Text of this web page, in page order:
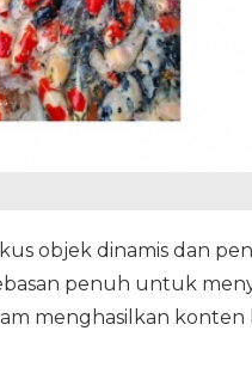
objek dinamis dan
penuh untuk
menghasilkan konten